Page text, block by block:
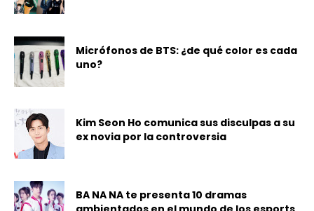
Micrófonos de BTS: ¿de qué color es cada
uno?
Kim Seon Ho comunica sus disculpas a su
ex novia por la controversia
BA NA NA te presenta 10 dramas